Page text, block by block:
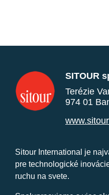
SITOUR
Terézie
974 01
Sitour International je
pre technologické
ruchu na svete.